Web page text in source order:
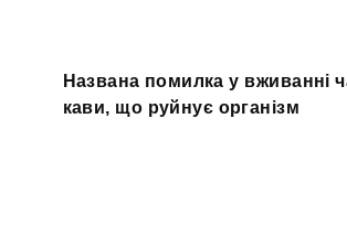
Названа помилка у вживанні
кави, що руйнує організм